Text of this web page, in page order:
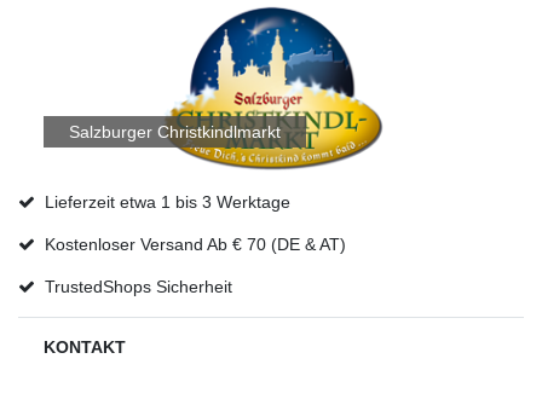
Salzburger Christkindlmarkt
Lieferzeit etwa 1 bis 3 Werktage
Kostenloser Versand Ab € 70 (DE & AT)
TrustedShops Sicherheit
KONTAKT